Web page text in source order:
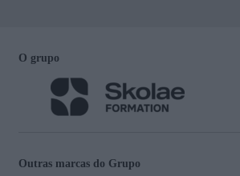
O grupo
Outras marcas do Grupo